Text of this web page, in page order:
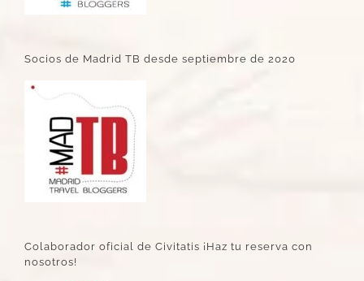
Socios de Madrid TB desde septiembre de 2020
Colaborador oficial de Civitatis ¡Haz tu reserva con
nosotros!